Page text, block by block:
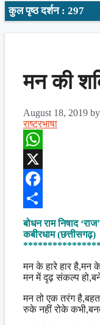
कुल पृष्ठ दर्शन : 297
मन की
August 18, 2019
राष्ट्रभाषा
WhatsApp
X
Facebook
Share
बोधन राम निषाद ‘राज’
कबीरधाम (छत्तीसगढ़)
मन के हारे हार है,मन
मन में दृढ़ संकल्प
मन तो एक तरंग
रुके नहीं रोके